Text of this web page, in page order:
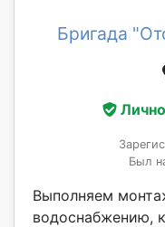
Бригада
Был
Выполняем
водоснабжению,